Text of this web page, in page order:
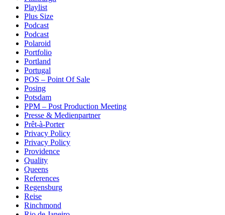
Playlist
Plus Size
Podcast
Podcast
Polaroid
Portfolio
Portland
Portugal
POS – Point Of Sale
Posing
Potsdam
PPM – Post Production Meeting
Presse & Medienpartner
Prêt-à-Porter
Privacy Policy
Privacy Policy
Providence
Quality
Queens
References
Regensburg
Reise
Rinchmond